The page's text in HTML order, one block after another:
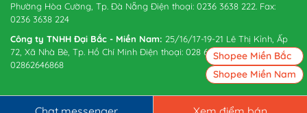
Phường Hòa Cường, Tp. Đà Nẵng Điện thoại: 0236 3638 222. Fax:
0236 3638 224
Công ty TNHH Đại Bắc - Miền Nam: 25/16/17-19-21 Lê Thị Kỉnh, Ấp
72, Xã Nhà Bè, Tp. Hồ Chí Minh Điện thoại: 028 6265 0738. Fax:
02862646868
Shopee Miền Bắc
Shopee Miền Nam